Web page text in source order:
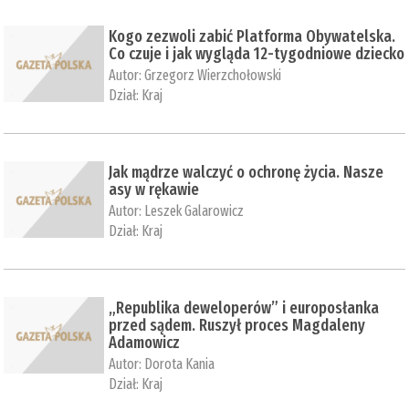
Kogo zezwoli zabić Platforma Obywatelska.
Co czuje i jak wygląda 12-tygodniowe dziecko
Autor:Grzegorz Wierzchołowski
Dział: Kraj
Jak mądrze walczyć o ochronę życia. Nasze
asy w rękawie
Autor: Leszek Galarowicz
Dział: Kraj
„Republika deweloperów” i europosłanka
przed sądem. Ruszył proces Magdaleny
Adamowicz
Autor: Dorota Kania
Dział: Kraj